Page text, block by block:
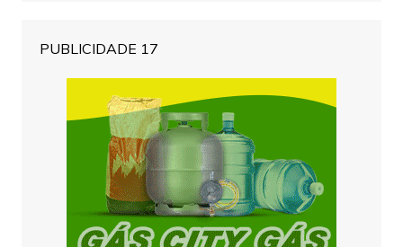
PUBLICIDADE 17